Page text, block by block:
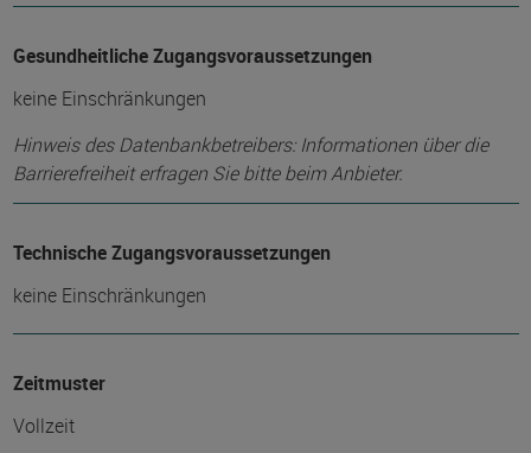
Gesundheitliche Zugangsvoraussetzungen
keine Einschränkungen
Hinweis des Datenbankbetreibers: Informationen über die
Barrierefreiheit erfragen Sie bitte beim Anbieter.
Technische Zugangsvoraussetzungen
keine Einschränkungen
Zeitmuster
Vollzeit